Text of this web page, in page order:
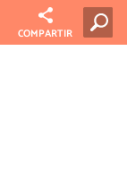
COMPARTIR